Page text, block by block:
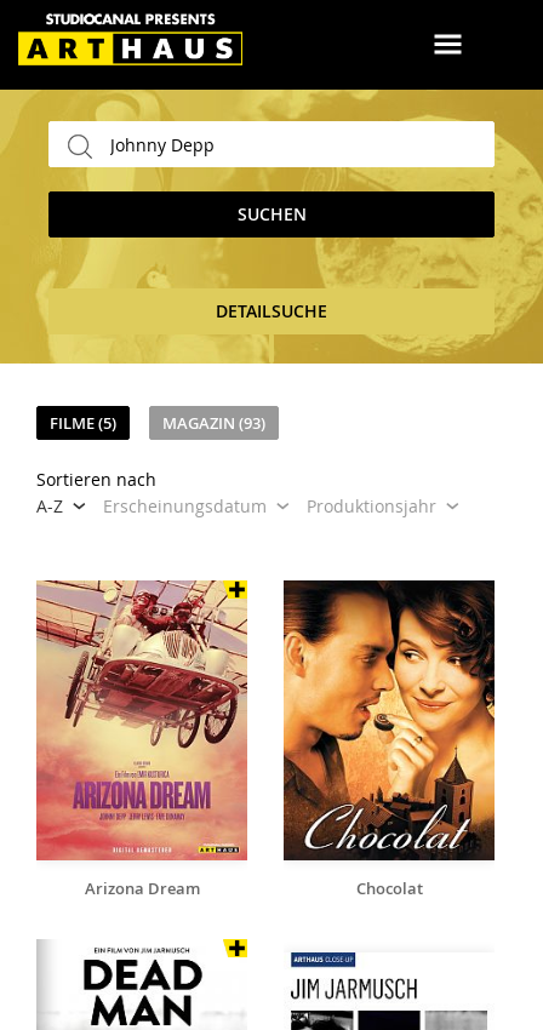
SUCHEN
DETAILSUCHE
FILME (5) MAGAZIN (93)
Sortieren nach
A-Z
Erscheinungsdatum Produktionsjahr
Arizona Dream Chocolat